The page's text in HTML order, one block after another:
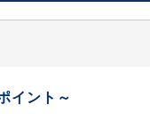
イント～